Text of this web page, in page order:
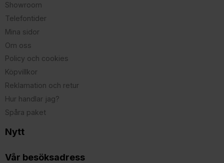
Showroom
Telefontider
Mina sidor
Om oss
Policy och cookies
Köpvillkor
Reklamation och retur
Hur handlar jag?
Spåra paket
Nytt
Vår besöksadress